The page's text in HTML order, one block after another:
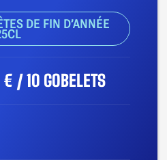
DE FIN D’ANNÉE
/ 10 GOBELETS